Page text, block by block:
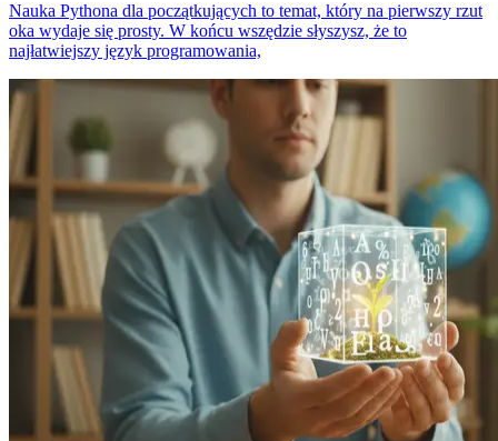
Nauka Pythona dla początkujących to temat, który na pierwszy rzut
oka wydaje się prosty. W końcu wszędzie słyszysz, że to
najłatwiejszy język programowania,